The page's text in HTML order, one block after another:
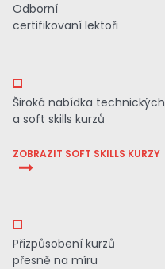
Odborní
certifikovaní lektoři
Široká nabídka technických
a soft skills kurzů
ZOBRAZIT SOFT SKILLS KURZY
Přizpůsobení kurzů
přesně na míru